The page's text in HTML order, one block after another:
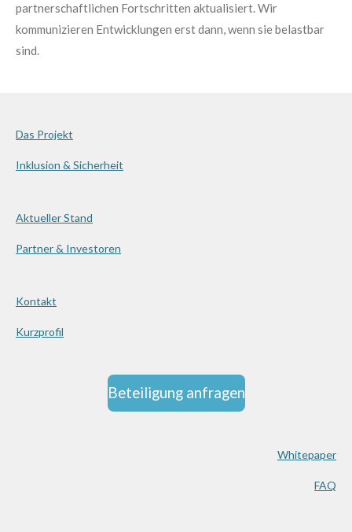
partnerschaftlichen Fortschritten aktualisiert. Wir
kommunizieren Entwicklungen erst dann, wenn sie belastbar
sind.
Das Projekt
Inklusion & Sicherheit
Aktueller Stand
Partner & Investoren
Kontakt
Kurzprofil
Beteiligung anfragen
Whitepaper
FAQ